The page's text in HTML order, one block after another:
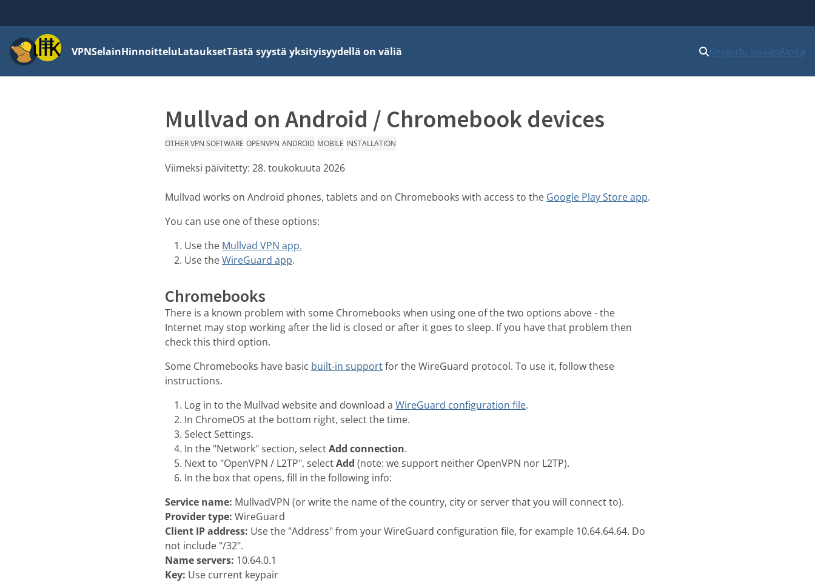
Valikko
VPNSelainHinnoitteluLatauksetTästä syystä yksityisyydellä on väliä Kirjaudu sisäänAloita
Mullvad on Android / Chromebook devices
OTHER VPN SOFTWARE OPENVPN ANDROID MOBILE INSTALLATION
Viimeksi päivitetty: 28. toukokuuta 2026
Mullvad works on Android phones, tablets and on Chromebooks with access to the Google Play Store app.
You can use one of these options:
Use the Mullvad VPN app.
Use theWireGuard app.
Chromebooks
There is a known problem with some Chromebooks when using one of the two options above - the
Internet may stop working after the lid is closed or after it goes to sleep. If you have that problem then
check this third option.
Some Chromebooks have basic built-in supportfor the WireGuard protocol. To use it, follow these
instructions.
Log in to the Mullvad website and download a WireGuard configuration file.
In ChromeOS at the bottom right, select the time.
Select Settings.
In the "Network" section, selectAdd connection.
Next to "OpenVPN / L2TP", selectAdd (note: we support neither OpenVPN nor L2TP).
In the box that opens, fill in the following info:
Service name: MullvadVPN (or write the name of the country, city or server that you will connect to).
Provider type: WireGuard
Client IP address: Use the "Address" from your WireGuard configuration file, for example 10.64.64.64. Do
not include "/32".
Name servers: 10.64.0.1
Key: Use current keypair